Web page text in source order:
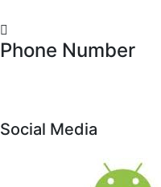
Phone Number
Social Media